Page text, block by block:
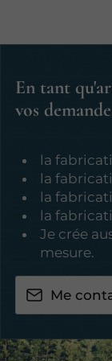
En tant
vos
la
la
la
la
Je crée
mesure.
Me